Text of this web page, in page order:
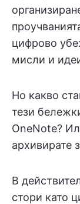
цифрово
мисли и
Но какво
тези
OneNote?
архивирате
В
стори като